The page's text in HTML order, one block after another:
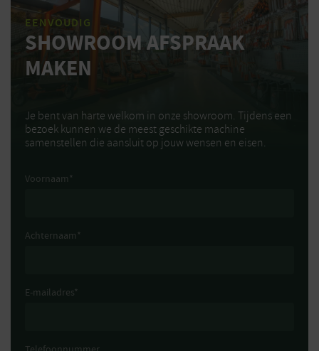
EENVOUDIG
SHOWROOM AFSPRAAK
MAKEN
Je bent van harte welkom in onze showroom. Tijdens een
bezoek kunnen we de meest geschikte machine
samenstellen die aansluit op jouw wensen en eisen.
Voornaam *
Achternaam *
E-mailadres*